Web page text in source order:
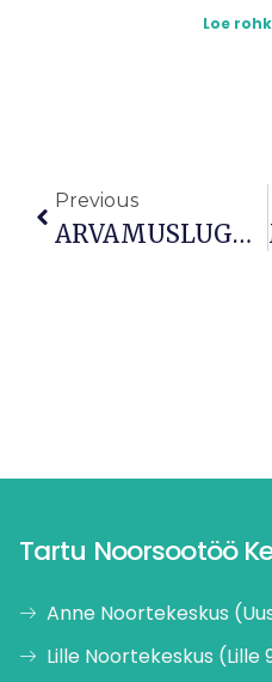
Loe
Previous
ARVAMUSLUGU: Noored Ja Haridus
Tartu Noorsootöö
Anne Noortekeskus
Lille Noortekeskus (Lille